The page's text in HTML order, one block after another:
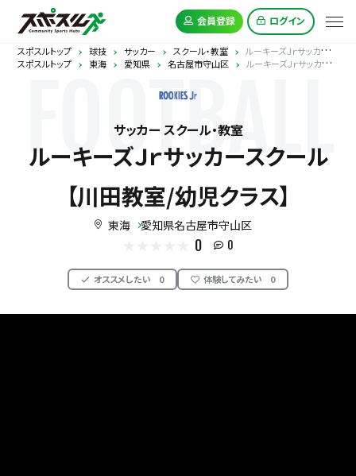
会員登録 ログイン
スポスルトップ 球技 サッカー スクール・教室
ルーキーズＪｒサッカースクール【川田教室/幼児クラス】
スポスルトップ
東海 愛知県 名古屋市守山区 ルーキーズＪｒサッカースクール【川田教室/幼児クラス】
FOOTBALL
サッカー スクール・教室
ルーキーズＪｒサッカースクール
【川田教室/幼児クラス】
東海 愛知県名古屋市守山区
0 0
オススメしたい 0 体験してみたい 0